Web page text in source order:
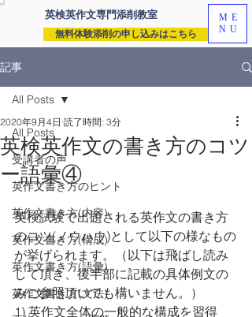
英検英作文専門添削教室
無料体験添削の申し込みはこちら
ME
NU
記事
All Posts
受講者の声
英作文書き方のヒント
英作文書き方(内容)
英作文書き方(構成)
英作文書き方(語彙)
英作文書き方(文法)
All Posts
英検英作文の書き方のコツ
ー語彙④
2020年9月4日 読了時間: 3分
英検試験で出題される英作文の書き方
のコツ(ノウハウ)として以下の様なもの
が挙げられます。（以下は飛ばし読み
して頂き、後半部に記載の具体例文の
みご参照頂いても構いません。）
1) 英作文全体の一般的な構成を習得